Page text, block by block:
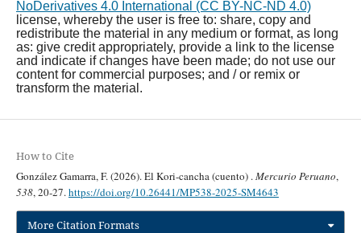
NoDerivatives 4.0 International (CC BY-NC-ND 4.0)
license, whereby the user is free to: share, copy and
redistribute the material in any medium or format, as long
as: give credit appropriately, provide a link to the license
and indicate if changes have been made; do not use our
content for commercial purposes; and / or remix or
transform the material.
How to Cite
González Gamarra, F. (2026). El Kori-cancha (cuento) .Mercurio Peruano,
538, 20-27.https://doi.org/10.26441/MP538-2025-SM4643
More Citation Formats